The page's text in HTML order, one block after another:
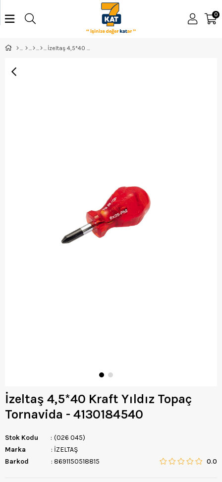
0
İzeltaş 4,5*40 Kraft Yıldız Topaç
Tornavida - 4130184540
Stok Kodu
(026 045)
Marka
: İZELTAŞ
Barkod
: 8691150518815 0.0